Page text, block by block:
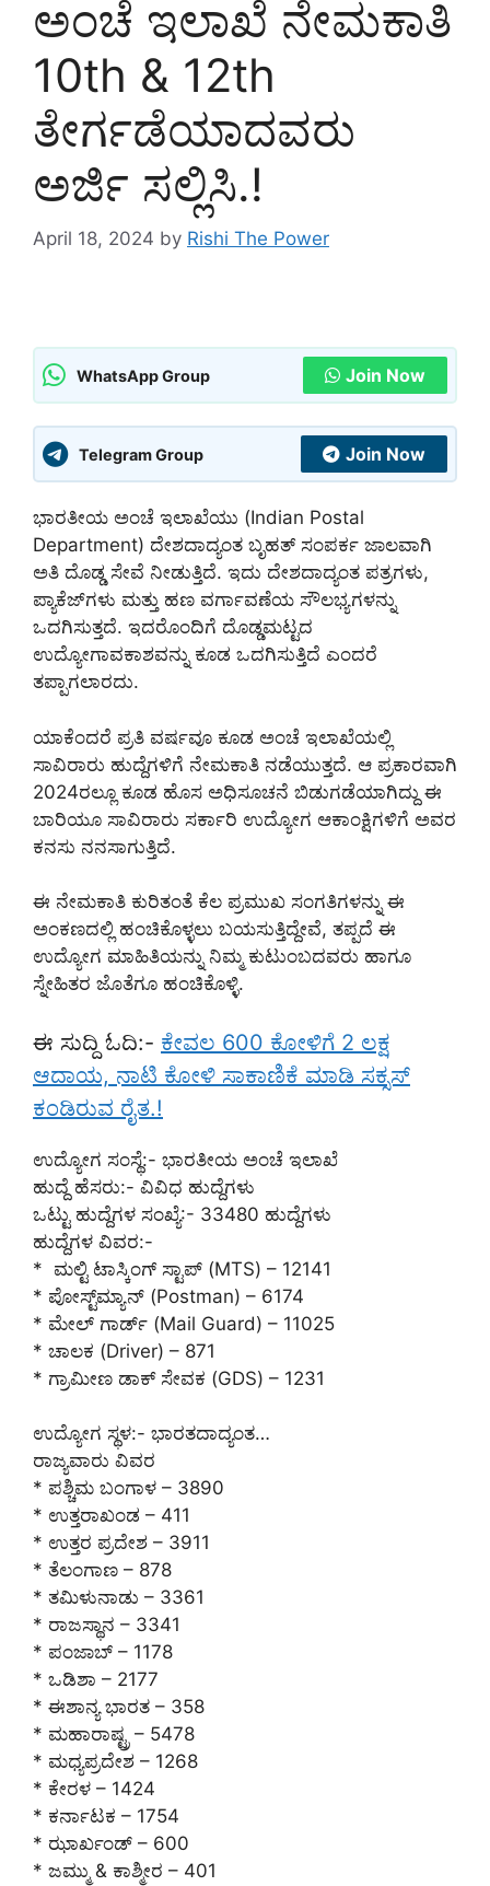
ಅಂಚೆ ಇಲಾಖೆ ನೇಮಕಾತಿ
10th & 12th
ತೇರ್ಗಡೆಯಾದವರು
ಅರ್ಜಿ ಸಲ್ಲಿಸಿ.!
April 18, 2024 by Rishi The Power
WhatsApp Group Join Now
Telegram Group Join Now
ಭಾರತೀಯ ಅಂಚೆ ಇಲಾಖೆಯು (Indian Postal
Department) ದೇಶದಾದ್ಯಂತ ಬೃಹತ್ ಸಂಪರ್ಕ ಜಾಲವಾಗಿ
ಅತಿ ದೊಡ್ಡ ಸೇವೆ ನೀಡುತ್ತಿದೆ. ಇದು ದೇಶದಾದ್ಯಂತ ಪತ್ರಗಳು,
ಪ್ಯಾಕೆಜ್‌ಗಳು ಮತ್ತು ಹಣ ವರ್ಗಾವಣೆಯ ಸೌಲಭ್ಯಗಳನ್ನು
ಒದಗಿಸುತ್ತದೆ. ಇದರೊಂದಿಗೆ ದೊಡ್ಡಮಟ್ಟದ
ಉದ್ಯೋಗಾವಕಾಶವನ್ನು ಕೂಡ ಒದಗಿಸುತ್ತಿದೆ ಎಂದರೆ
ತಪ್ಪಾಗಲಾರದು.
ಯಾಕೆಂದರೆ ಪ್ರತಿ ವರ್ಷವೂ ಕೂಡ ಅಂಚೆ ಇಲಾಖೆಯಲ್ಲಿ
ಸಾವಿರಾರು ಹುದ್ದೆಗಳಿಗೆ ನೇಮಕಾತಿ ನಡೆಯುತ್ತದೆ. ಆ ಪ್ರಕಾರವಾಗಿ
2024ರಲ್ಲೂ ಕೂಡ ಹೊಸ ಅಧಿಸೂಚನೆ ಬಿಡುಗಡೆಯಾಗಿದ್ದು ಈ
ಬಾರಿಯೂ ಸಾವಿರಾರು ಸರ್ಕಾರಿ ಉದ್ಯೋಗ ಆಕಾಂಕ್ಷಿಗಳಿಗೆ ಅವರ
ಕನಸು ನನಸಾಗುತ್ತಿದೆ.
ಈ ನೇಮಕಾತಿ ಕುರಿತಂತೆ ಕೆಲ ಪ್ರಮುಖ ಸಂಗತಿಗಳನ್ನು ಈ
ಅಂಕಣದಲ್ಲಿ ಹಂಚಿಕೊಳ್ಳಲು ಬಯಸುತ್ತಿದ್ದೇವೆ, ತಪ್ಪದೆ ಈ
ಉದ್ಯೋಗ ಮಾಹಿತಿಯನ್ನು ನಿಮ್ಮ ಕುಟುಂಬದವರು ಹಾಗೂ
ಸ್ನೇಹಿತರ ಜೊತೆಗೂ ಹಂಚಿಕೊಳ್ಳಿ.
ಈ ಸುದ್ದಿ ಓದಿ:- ಕೇವಲ 600 ಕೋಳಿಗೆ 2 ಲಕ್ಷ
ಆದಾಯ, ನಾಟಿ ಕೋಳಿ ಸಾಕಾಣಿಕೆ ಮಾಡಿ ಸಕ್ಸಸ್
ಕಂಡಿರುವ ರೈತ.!
ಉದ್ಯೋಗ ಸಂಸ್ಥೆ:- ಭಾರತೀಯ ಅಂಚೆ ಇಲಾಖೆ
ಹುದ್ದೆ ಹೆಸರು:- ವಿವಿಧ ಹುದ್ದೆಗಳು
ಒಟ್ಟು ಹುದ್ದೆಗಳ ಸಂಖ್ಯೆ:- 33480 ಹುದ್ದೆಗಳು
ಹುದ್ದೆಗಳ ವಿವರ:-
* ‌ ಮಲ್ಟಿ ಟಾಸ್ಕಿಂಗ್ ಸ್ಟಾಪ್ (MTS) – 12141
* ಪೋಸ್ಟ್‌ಮ್ಯಾನ್ (Postman) – 6174
* ಮೇಲ್ ಗಾರ್ಡ್ (Mail Guard) – 11025
* ಚಾಲಕ (Driver) – 871
* ಗ್ರಾಮೀಣ ಡಾಕ್ ಸೇವಕ (GDS) – 1231
ಉದ್ಯೋಗ ಸ್ಥಳ:- ಭಾರತದಾದ್ಯಂತ…
ರಾಜ್ಯವಾರು ವಿವರ
* ಪಶ್ಚಿಮ ಬಂಗಾಳ – 3890
* ಉತ್ತರಾಖಂಡ – 411
* ಉತ್ತರ ಪ್ರದೇಶ – 3911
* ತೆಲಂಗಾಣ – 878
* ತಮಿಳುನಾಡು – 3361
* ರಾಜಸ್ಥಾನ – 3341
* ಪಂಜಾಬ್ – 1178
* ಒಡಿಶಾ – 2177
* ಈಶಾನ್ಯ ಭಾರತ – 358
* ಮಹಾರಾಷ್ಟ್ರ – 5478
* ಮಧ್ಯಪ್ರದೇಶ – 1268
* ಕೇರಳ – 1424
* ಕರ್ನಾಟಕ – 1754
* ಝಾರ್ಖಂಡ್ – 600
* ಜಮ್ಮು & ಕಾಶ್ಮೀರ – 401